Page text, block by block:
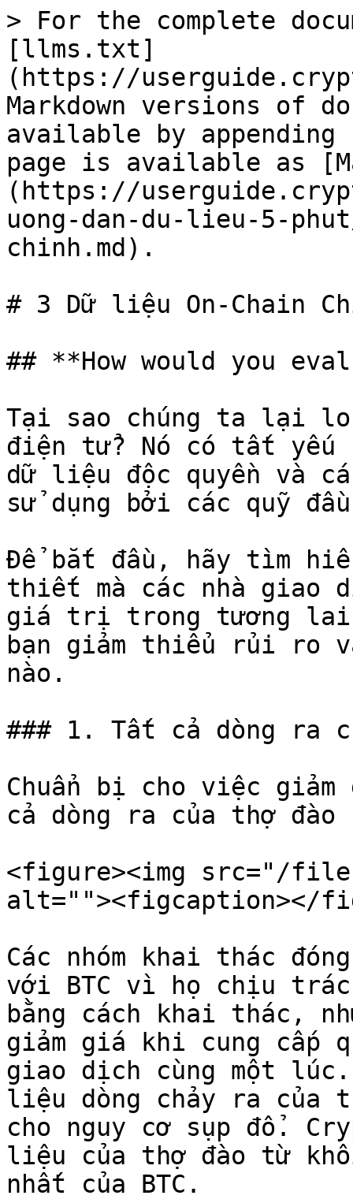
> For the complete
[llms.txt]
(https://
Markdown versions of
available by
page is available as
(https://
uong-dan-du-lieu-5-
chinh.md).
# 3 Dữ liệu On-Chain
## **How would you
Tại sao chúng ta lại
điện tử? Nó có tất yếu
dữ liệu độc quyền và
sử dụng bởi các quỹ
Để bắt đầu, hãy tìm
thiết mà các nhà giao
giá trị trong tương lai.
bạn giảm thiểu rủi ro
nào.
### 1. Tất cả dòng ra
Chuẩn bị cho việc
cả dòng ra của thợ đào
<figure><img src="/files/
alt=""><figcaption></
Các nhóm khai thác
với BTC vì họ chịu
bằng cách khai thác,
giảm giá khi cung cấp
giao dịch cùng một
liệu dòng chảy ra của
cho nguy cơ sụp đổ.
liệu của thợ đào từ
nhất của BTC.